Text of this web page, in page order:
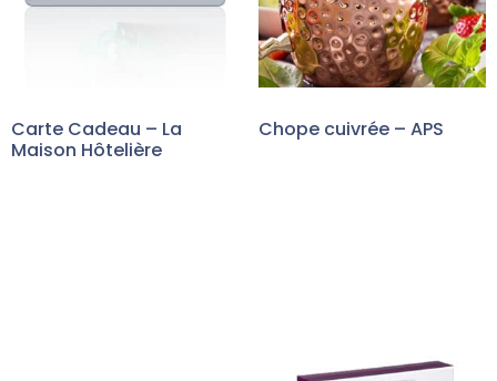
Carte Cadeau – La
Maison Hôtelière
Chope cuivrée – APS